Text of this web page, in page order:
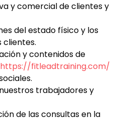
y comercial de clientes y
del estado físico y los
clientes.
y contenidos de
https://fitleadtraining.com/
trabajadores y
de las consultas en la